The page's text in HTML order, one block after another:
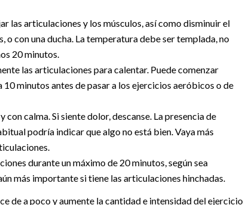
las articulaciones y los músculos, así como disminuir el
con una ducha. La temperatura debe ser templada, no
20 minutos.
las articulaciones para calentar. Puede comenzar
minutos antes de pasar a los ejercicios aeróbicos o de
calma. Si siente dolor, descanse. La presencia de
podría indicar que algo no está bien. Vaya más
durante un máximo de 20 minutos, según sea
más importante si tiene las articulaciones hinchadas.
de a poco y aumente la cantidad e intensidad del ejercicio